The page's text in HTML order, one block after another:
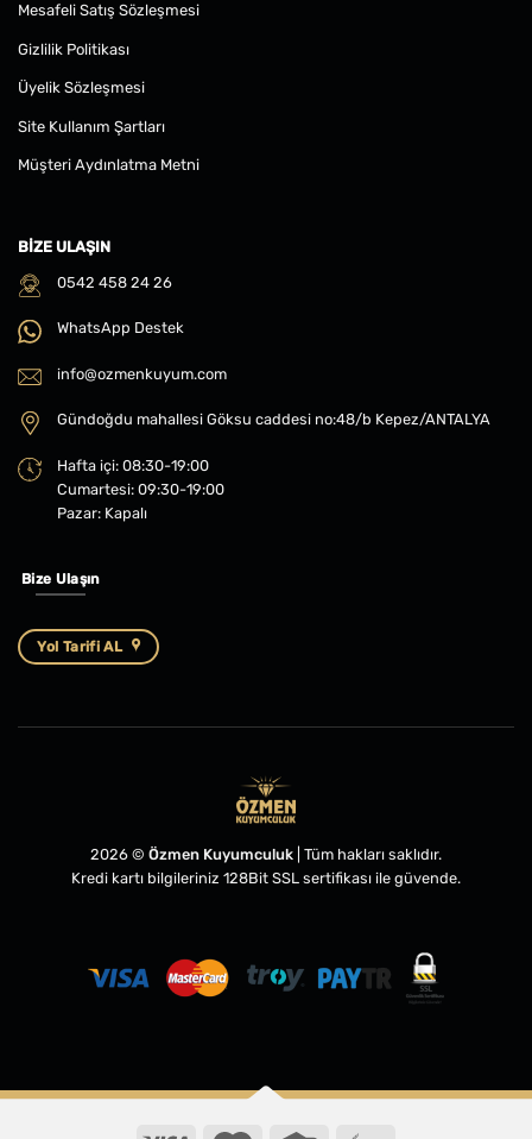
Mesafeli Satış Sözleşmesi
Gizlilik Politikası
Üyelik Sözleşmesi
Site Kullanım Şartları
Müşteri Aydınlatma Metni
BIZE ULAŞIN
0542 458 24 26
WhatsApp Destek
info@ozmenkuyum.com
Gündoğdu mahallesi Göksu caddesi no:48/b Kepez/ANTALYA
Hafta içi: 08:30-19:00
Cumartesi: 09:30-19:00
Pazar: Kapalı
Bize Ulaşın
Yol Tarifi AL
2026 © Özmen Kuyumculuk | Tüm hakları saklıdır.
Kredi kartı bilgileriniz 128Bit SSL sertifikası ile güvende.